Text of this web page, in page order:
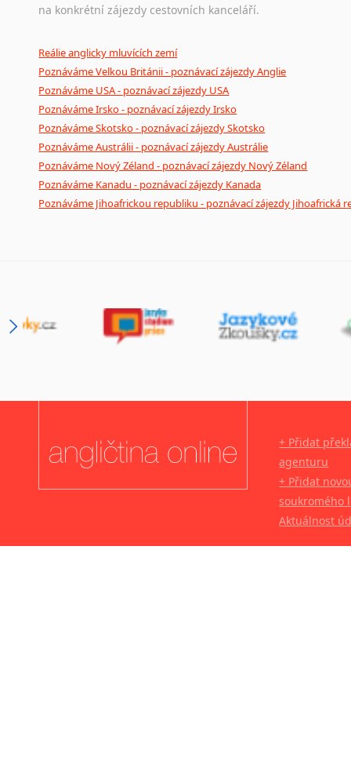
na konkrétní zájezdy cestovních kanceláří.
Reálie anglicky mluvících zemí
Poznáváme Velkou Británii - poznávací zájezdy Anglie
Poznáváme USA - poznávací zájezdy USA
Poznáváme Irsko - poznávací zájezdy Irsko
Poznáváme Skotsko - poznávací zájezdy Skotsko
Poznáváme Austrálii - poznávací zájezdy Austrálie
Poznáváme Nový Zéland - poznávací zájezdy Nový Zéland
Poznáváme Kanadu - poznávací zájezdy Kanada
Poznáváme Jihoafrickou republiku - poznávací zájezdy Jihoafrická
+ Přidat
agenturu
+ Přidat
soukromého
Aktuálnost